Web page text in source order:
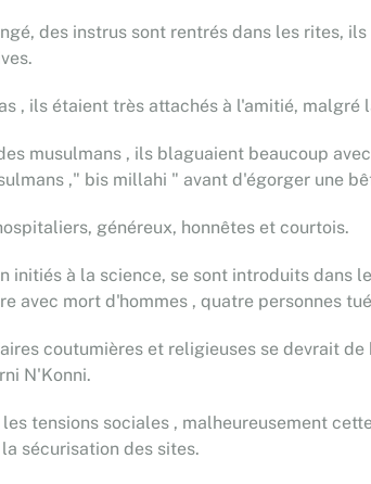
des instrus sont rentrés dans les rites,
, ils étaient très attachés à l'amitié,
musulmans , ils blaguaient beaucoup
," bis millahi " avant d'égorger une
généreux, honnêtes et courtois.
initiés à la science, se sont introduits dans
avec mort d'hommes , quatre personnes
coutumières et religieuses se devrait
N'Konni.
tensions sociales , malheureusement
sécurisation des sites.